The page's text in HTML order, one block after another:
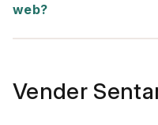
web?
Vender